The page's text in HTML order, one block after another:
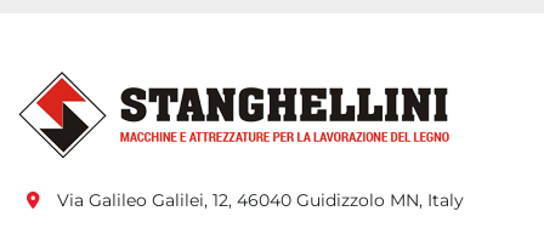
Via Galileo Galilei, 12, 46040 Guidizzolo MN, Italy